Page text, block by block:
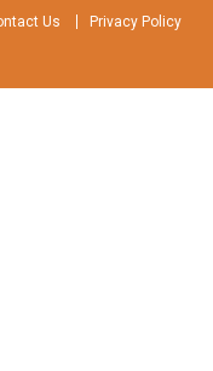
Us Privacy Policy